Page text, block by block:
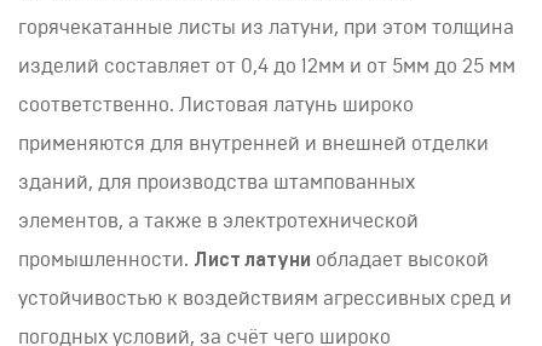
горячекатанные листы из латуни, при этом толщина
изделий составляет от 0,4 до 12мм и от 5мм до 25 мм
соответственно. Листовая латунь широко
применяются для внутренней и внешней отделки
зданий, для производства штампованных
элементов, а также в электротехнической
промышленности. Лист латуни обладает высокой
устойчивостью к воздействиям агрессивных сред и
погодных условий, за счёт чего широко